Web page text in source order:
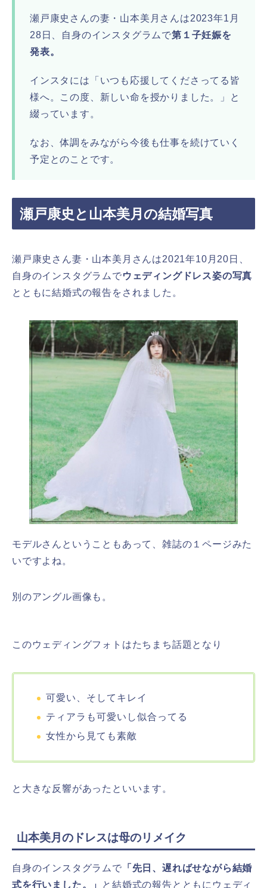
瀬戸康史さんの妻・山本美月さんは2023年1月
28日、自身のインスタグラムで第１子妊娠を
発表。
インスタには「いつも応援してくださってる皆
様へ。この度、新しい命を授かりました。」と
綴っています。
なお、体調をみながら今後も仕事を続けていく
予定とのことです。
瀬戸康史と山本美月の結婚写真
瀬戸康史さん妻・山本美月さんは2021年10月20日、
自身のインスタグラムでウェディングドレス姿の写真
とともに結婚式の報告をされました。
モデルさんということもあって、雑誌の１ページみた
いですよね。
別のアングル画像も。
このウェディングフォトはたちまち話題となり
可愛い、そしてキレイ
ティアラも可愛いし似合ってる
女性から見ても素敵
と大きな反響があったといいます。
山本美月のドレスは母のリメイク
自身のインスタグラムで 「先日、遅ればせながら結婚
式を行いました。」
と結婚式の報告とともにウェディ